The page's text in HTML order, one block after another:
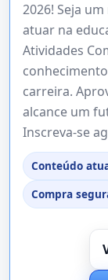
2026! Seja
atuar na
Atividades
carreira.
alcance um
Inscreva-se
Conteúdo
Compra